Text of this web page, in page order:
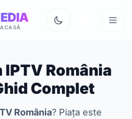
IPTV România
Complet
România? Piața este